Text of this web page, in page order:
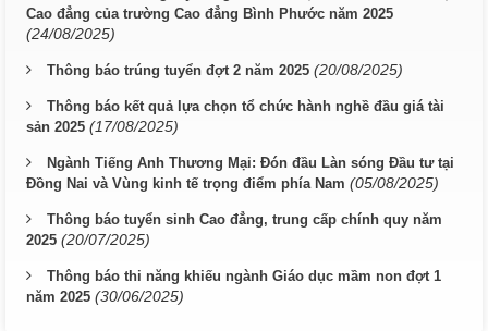
Cao đẳng của trường Cao đẳng Bình Phước năm 2025
(24/08/2025)
Thông báo trúng tuyển đợt 2 năm 2025 (20/08/2025)
Thông báo kết quả lựa chọn tổ chức hành nghề đầu giá tài
sản 2025 (17/08/2025)
Ngành Tiếng Anh Thương Mại: Đón đầu Làn sóng Đầu tư tại
Đồng Nai và Vùng kinh tế trọng điểm phía Nam (05/08/2025)
Thông báo tuyển sinh Cao đẳng, trung cấp chính quy năm
2025 (20/07/2025)
Thông báo thi năng khiếu ngành Giáo dục mầm non đợt 1
năm 2025 (30/06/2025)